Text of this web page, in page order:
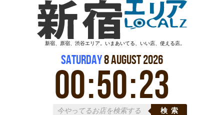
新宿、原宿、渋谷エリア。いまあいてる、いい店、使える店。
Saturday8August2026
00:50:23
検索